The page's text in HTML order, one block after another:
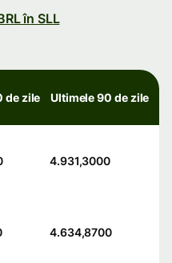
în SLL
de zile Ultimele 90 de zile
4.931,3000
4.634,8700